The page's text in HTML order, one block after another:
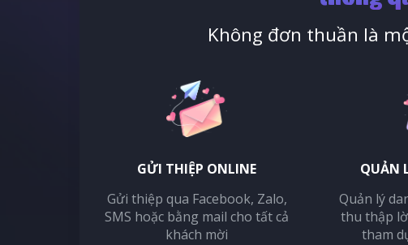
Không đơn thuần là
GỬI THIỆP ONLINE
Gửi thiệp qua Facebook, Zalo,
SMS hoặc bằng mail cho tất cả
khách mời
QUẢN
Quản lý
thu thập
tham